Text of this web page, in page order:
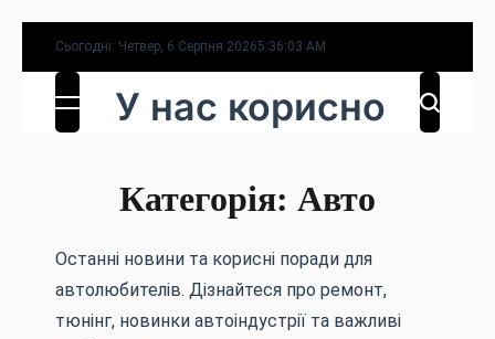
Перейти
до
вмісту
Сьогодні: Четвер, 6 Серпня 20265:36:04 AM
У нас корисно
Категорія: Авто
Останні новини та корисні поради для
автолюбителів. Дізнайтеся про ремонт,
тюнінг, новинки автоіндустрії та важливі